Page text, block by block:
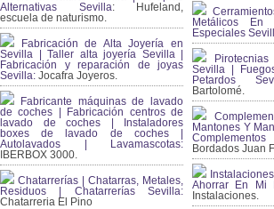
Alternativas Sevilla: Hufeland,
escuela de naturismo.
Fabricación de Alta Joyería en
Sevilla | Taller alta joyería Sevilla |
Fabricación y reparación de joyas
Sevilla: Jocafra Joyeros.
Fabricante máquinas de lavado
de coches | Fabricación centros de
lavado de coches | Instaladores
boxes de lavado de coches |
Autolavados | Lavamascotas:
IBERBOX 3000.
Chatarrerías | Chatarras, Metales,
Residuos | Chatarrerías Sevilla:
Chatarreria El Pino
Metálicos En
Especiales
Sevilla |
Petardos
Bartolomé.
Mantones Y
Bordados Juan
Ahorrar En Mi
Instalaciones.